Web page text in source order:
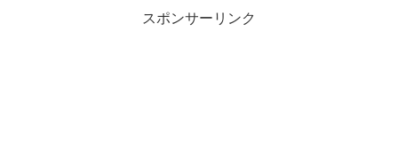
スポンサーリンク